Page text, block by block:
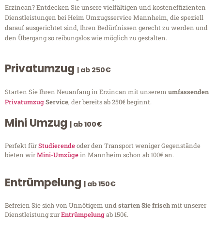
Erzincan? Entdecken Sie unsere vielfältigen und kosteneffizienten
Dienstleistungen bei Heim Umzugsservice Mannheim, die speziell
darauf ausgerichtet sind, Ihren Bedürfnissen gerecht zu werden und
den Übergang so reibungslos wie möglich zu gestalten.
Privatumzug | ab 250€
Starten Sie Ihren Neuanfang in Erzincan mit unserem umfassenden
PrivatumzugService, der bereits ab 250€ beginnt.
Mini Umzug | ab 100€
Perfekt fürStudierendeoder den Transport weniger Gegenstände
bieten wirMini-Umzügein Mannheim schon ab 100€ an.
Entrümpelung | ab 150€
Befreien Sie sich von Unnötigem undstarten Sie frischmit unserer
Dienstleistung zurEntrümpelungab 150€.